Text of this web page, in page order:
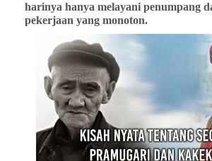
harinya hanya melayani penumpang
pekerjaan yang monoton.